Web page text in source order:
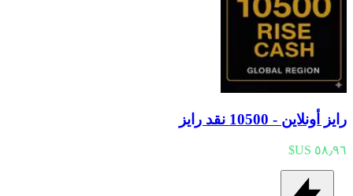
رايز أونلاين - 10500 نقد رايز